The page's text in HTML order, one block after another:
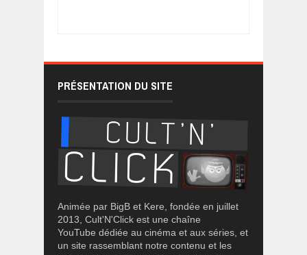
PRÉSENTATION DU SITE
Animée par BigB et Kere, fondée en juillet
2013, Cult'N'Click est une chaîne
YouTube dédiée au cinéma et aux séries, et
un site rassemblant notre contenu et les